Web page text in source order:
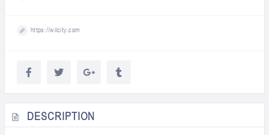
https://wilcity.com
DESCRIPTION